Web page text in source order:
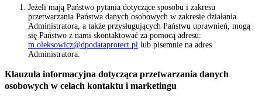
Jeżeli mają Państwo pytania dotyczące sposobu i zakresu
przetwarzania Państwa danych osobowych w zakresie działania
Administratora, a także przysługujących Państwu uprawnień, mogą
się Państwo z nami skontaktować za pomocą adresu:
m.oleksowicz@dpodataprotect.pl lub pisemnie na adres
Administratora.
Klauzula informacyjna dotycząca przetwarzania danych
osobowych w celach kontaktu i marketingu